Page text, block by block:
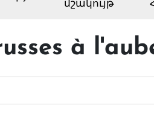
մշակույթ
à